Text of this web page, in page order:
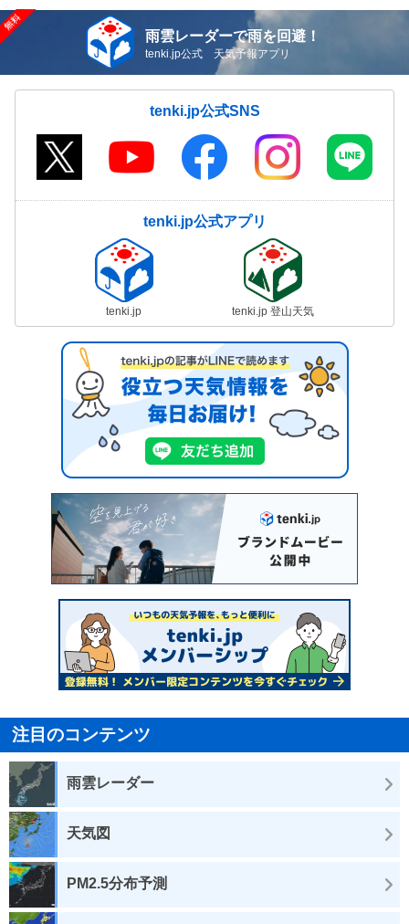
雨雲レーダーで雨を回避！
tenki.jp公式 天気予報アプリ
tenki.jp公式SNS
tenki.jp公式アプリ
tenki.jp tenki.jp 登山天気
注目のコンテンツ
雨雲レーダー
天気図
PM2.5分布予測